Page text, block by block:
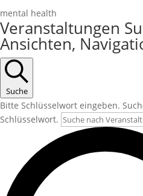
mental health
Veranstaltungen
Ansichten,
Suche
Bitte Schlüsselwort eingeben.
Schlüsselwort.